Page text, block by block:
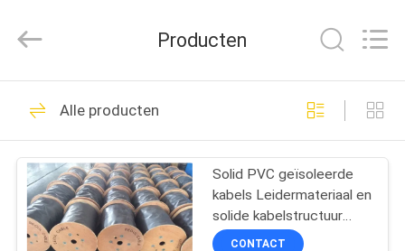
THUIS
PRODUCTEN
VIDEOS
(Group)
Rights
XLPE geïsoleerde
stroomkabel
306
Producten
Alle producten
Solid PVC geïsoleerde
kabels Leidermateriaal en
solide kabelstructuur
voor optimale prestaties
CONTACT